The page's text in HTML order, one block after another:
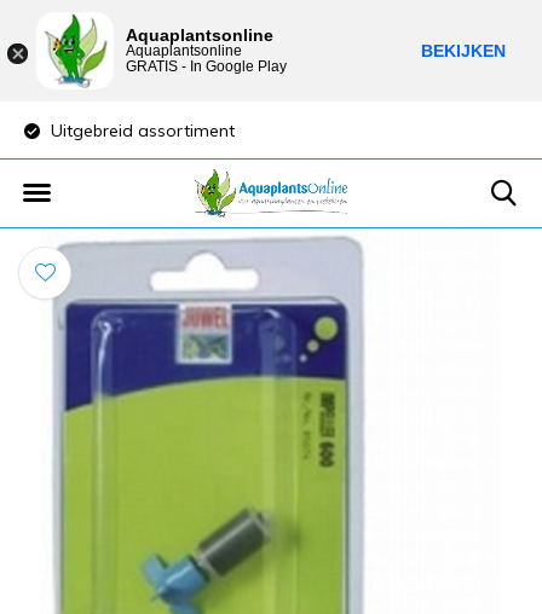
Uitgebreid assortiment
Aquaplantsonline
Aquaplantsonline
GRATIS - In Google Play
BEKIJKEN